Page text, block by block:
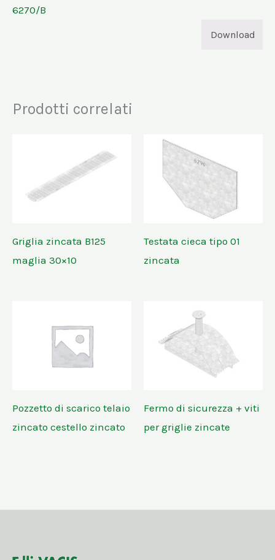
6270/B
Download
Prodotti correlati
Griglia zincata B125
maglia 30×10
Testata cieca tipo 01
zincata
Pozzetto di scarico telaio
zincato cestello zincato
Fermo di sicurezza + viti
per griglie zincate